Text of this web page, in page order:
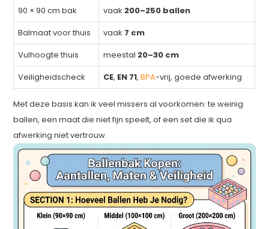
90 × 90 cm bak
vaak 200–250 ballen
Balmaat voor thuis
vaak 7 cm
Vulhoogte thuis
meestal 20–30 cm
Veiligheidscheck
CE, EN 71, BPA-vrij, goede afwerking
Met deze basis kan ik veel missers al voorkomen: te weinig
ballen, een maat die niet fijn speelt, of een set die ik qua
afwerking niet vertrouw.